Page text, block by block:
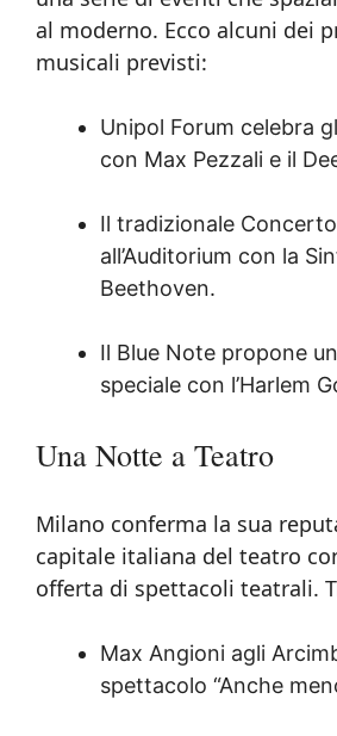
al moderno. Ecco alcuni dei
musicali previsti:
Unipol Forum celebra
con Max Pezzali e il
Il tradizionale
all’Auditorium con la
Beethoven.
Il Blue Note propone
speciale con l’Harlem
Una Notte a Teatro
Milano conferma la sua
capitale italiana del teatro
offerta di spettacoli teatrali.
Max Angioni agli
spettacolo “Anche